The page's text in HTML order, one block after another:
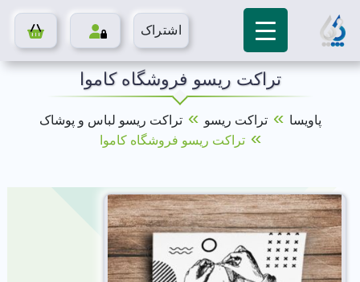
اشتراک
تراکت ریسو فروشگاه کاموا
پاویسا »تراکت ریسو »تراکت ریسو لباس و پوشاک
»تراکت ریسو فروشگاه کاموا